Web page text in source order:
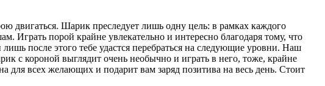
двигаться. Шарик преследует лишь одну цель: в рамках каждого
Играть порой крайне увлекательно и интересно благодаря тому, что
после этого тебе удастся перебраться на следующие уровни. Наш
с короной выглядит очень необычно и играть в него, тоже, крайне
для всех желающих и подарит вам заряд позитива на весь день. Стоит